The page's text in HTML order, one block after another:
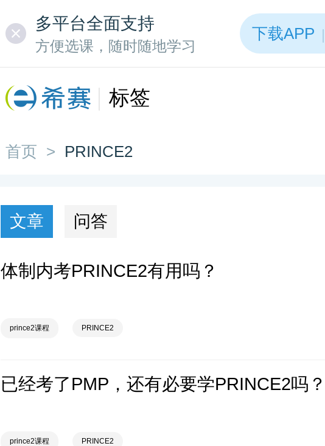
多平台全面支持
方便选课，随时随地学习
下载APP
标签
首页 > PRINCE2
文章 问答
体制内考PRINCE2有用吗？
prince2课程 PRINCE2
已经考了PMP，还有必要学PRINCE2吗？
prince2课程 PRINCE2